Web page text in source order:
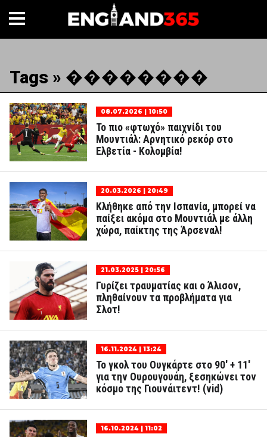
Tags » ��������
08.07.2026 | 10:50
Το πιο «φτωχό» παιχνίδι του
Μουντιάλ: Αρνητικό ρεκόρ στο
Ελβετία - Κολομβία!
20.03.2026 | 20:49
Κλήθηκε από την Ισπανία, μπορεί να
παίξει ακόμα στο Μουντιάλ με άλλη
χώρα, παίκτης της Άρσεναλ!
21.03.2025 | 20:56
Γυρίζει τραυματίας και ο Άλισον,
πληθαίνουν τα προβλήματα για
Σλοτ!
16.11.2024 | 13:24
Το γκολ του Ουγκάρτε στο 90' + 11'
για την Ουρουγουάη, ξεσηκώνει τον
κόσμο της Γιουνάιτεντ! (vid)
16.10.2024 | 11:02